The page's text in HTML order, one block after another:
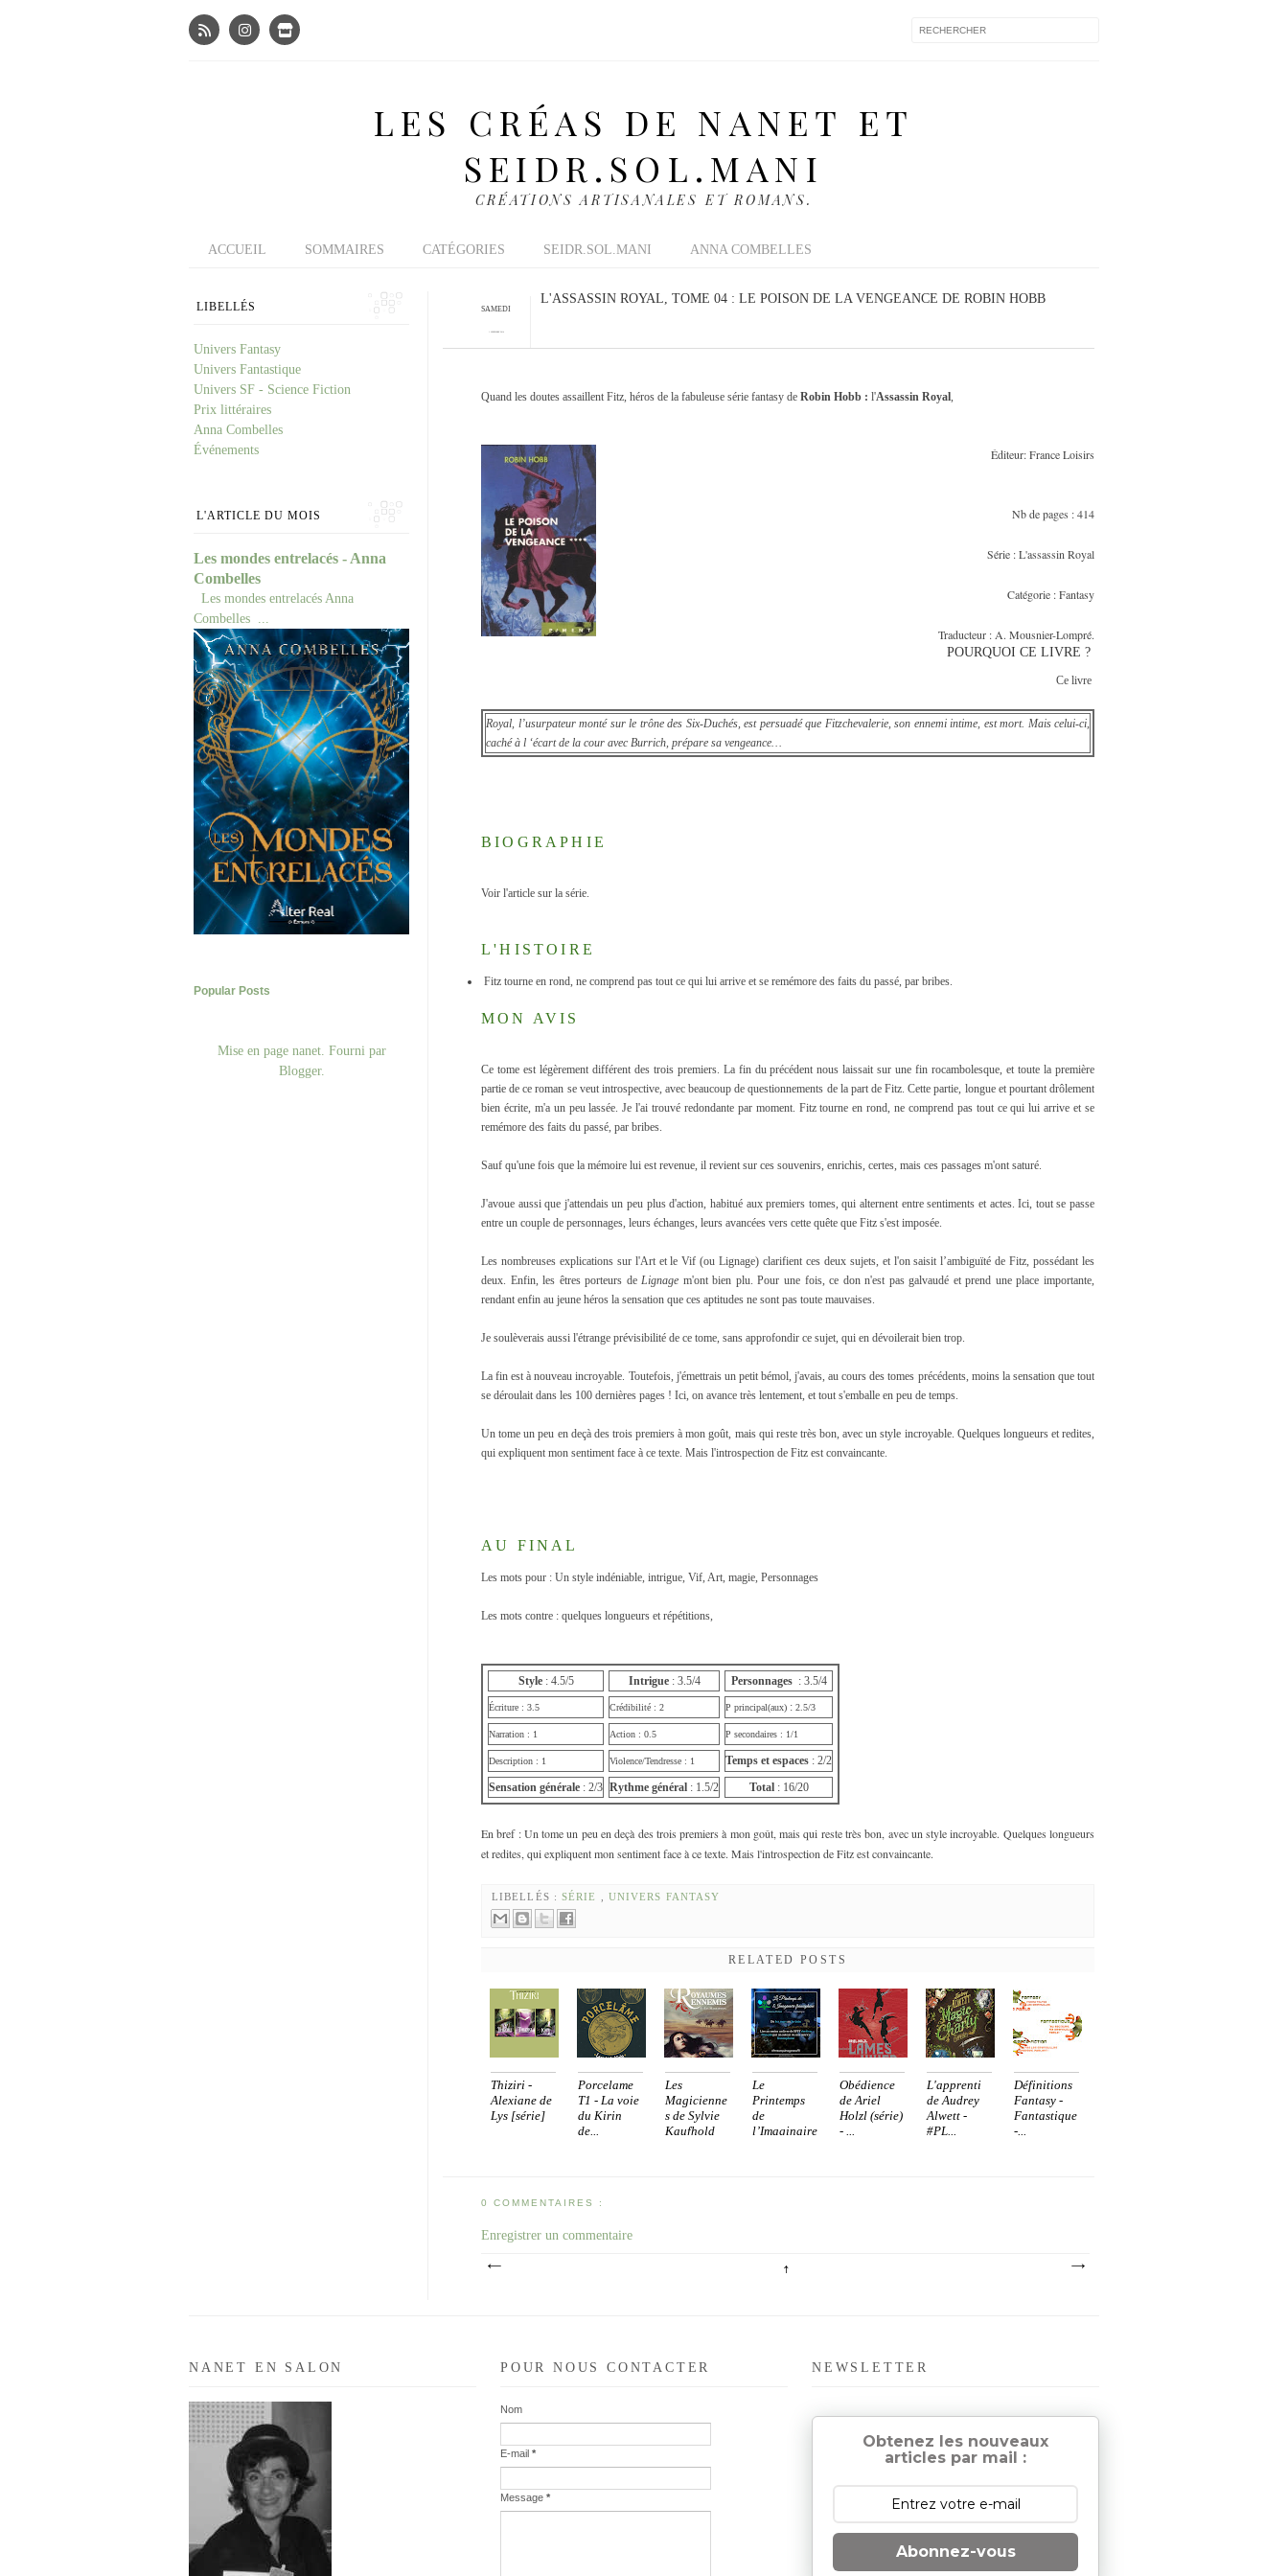
LES CRÉAS DE NANET ET
SEIDR.SOL.MANI
CRÉATIONS ARTISANALES ET ROMANS.
ACCUEIL SOMMAIRES CATÉGORIES SEIDR.SOL.MANI ANNA COMBELLES
SAMEDI
L'ASSASSIN ROYAL, TOME 04 : LE POISON DE LA VENGEANCE DE ROBIN HOBB
Quand les doutes assaillent Fitz, héros de la fabuleuse série fantasy de Robin Hobb : l'Assassin Royal,
Éditeur: France Loisirs
Nb de pages : 414
Série : L'assassin Royal
Catégorie : Fantasy
Traducteur : A. Mousnier-Lompré.
POURQUOI CE LIVRE ?
Ce livre
Royal, l’usurpateur monté sur le trône des Six-Duchés, est persuadé que Fitzchevalerie, son ennemi intime, est mort. Mais celui-ci,
caché à l ‘écart de la cour avec Burrich, prépare sa vengeance…
BIOGRAPHIE
Voir l'article sur la série.
L'HISTOIRE
Fitz tourne en rond, ne comprend pas tout ce qui lui arrive et se remémore des faits du passé, par bribes.
MON AVIS
Ce tome est légèrement différent des trois premiers. La fin du précédent nous laissait sur une fin rocambolesque, et toute la première
partie de ce roman se veut introspective, avec beaucoup de questionnements de la part de Fitz. Cette partie, longue et pourtant drôlement
bien écrite, m'a un peu lassée. Je l'ai trouvé redondante par moment. Fitz tourne en rond, ne comprend pas tout ce qui lui arrive et se
remémore des faits du passé, par bribes.
Sauf qu'une fois que la mémoire lui est revenue, il revient sur ces souvenirs, enrichis, certes, mais ces passages m'ont saturé.
J'avoue aussi que j'attendais un peu plus d'action, habitué aux premiers tomes, qui alternent entre sentiments et actes. Ici, tout se passe
entre un couple de personnages, leurs échanges, leurs avancées vers cette quête que Fitz s'est imposée.
Les nombreuses explications sur l'Art et le Vif (ou Lignage) clarifient ces deux sujets, et l'on saisit l’ambiguïté de Fitz, possédant les
deux. Enfin, les êtres porteurs deLignage m'ont bien plu. Pour une fois, ce don n'est pas galvaudé et prend une place importante,
rendant enfin au jeune héros la sensation que ces aptitudes ne sont pas toute mauvaises.
Je soulèverais aussi l'étrange prévisibilité de ce tome, sans approfondir ce sujet, qui en dévoilerait bien trop.
La fin est à nouveau incroyable. Toutefois, j'émettrais un petit bémol, j'avais, au cours des tomes précédents, moins la sensation que tout
se déroulait dans les 100 dernières pages ! Ici, on avance très lentement, et tout s'emballe en peu de temps.
Un tome un peu en deçà des trois premiers à mon goût, mais qui reste très bon, avec un style incroyable. Quelques longueurs et redites,
qui expliquent mon sentiment face à ce texte. Mais l'introspection de Fitz est convaincante.
AU FINAL
Les mots pour : Un style indéniable, intrigue, Vif, Art, magie, Personnages
Les mots contre : quelques longueurs et répétitions,
Style: 4.5/5 Intrigue: 3.5/4 Personnages : 3.5/4
Écriture : 3.5 Crédibilité : 2 P principal(aux) : 2.5/3
Narration : 1 Action : 0.5 P secondaires : 1/1
Description : 1 Violence/Tendresse : 1 Temps et espaces : 2/2
Sensation générale : 2/3 Rythme général : 1.5/2 Total: 16/20
En bref : Un tome un peu en deçà des trois premiers à mon goût, mais qui reste très bon, avec un style incroyable. Quelques longueurs
et redites, qui expliquent mon sentiment face à ce texte. Mais l'introspection de Fitz est convaincante.
LIBELLÉS :SÉRIE UNIVERS FANTASY
RELATED POSTS
Thiziri -
Alexiane de
Lys [série]
Porcelame
T1 - La voie
du Kirin
de...
Les
Magicienne
s de Sylvie
Kaufhold
Le
Printemps
de
l’Imaginaire
Obédience
de Ariel
Holzl (série)
- ...
L'apprenti
de Audrey
Alwett -
#PL...
Définitions
Fantasy -
Fantastique
-...
0 COMMENTAIRES :
Enregistrer un commentaire
LIBELLÉS
Univers Fantasy
Univers Fantastique
Univers SF - Science Fiction
Prix littéraires
Anna Combelles
Événements
L'ARTICLE DU MOIS
Les mondes entrelacés - Anna
Combelles
Les mondes entrelacés Anna
Combelles ...
Popular Posts
Mise en page nanet. Fourni par
Blogger.
NANET EN SALON POUR NOUS CONTACTER
Nom
E-mail *
Message *
NEWSLETTER
Obtenez les nouveaux
articles par mail :
Abonnez-vous